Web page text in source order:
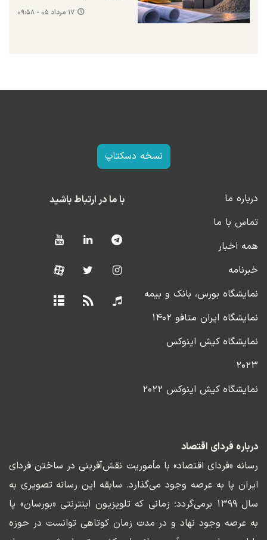
۱۷ مرداد ۰۵ - ۰۹:۵۸
نسخه دسکتاپ
درباره ما
تماس با ما
همه اخبار
خبرنامه
نمایشگاه بورس، بانک و بیمه
نمایشگاه ایران متافو ۱۴۰۲
نمایشگاه کیش اینوکس
۲۰۲۳
نمایشگاه کیش اینوکس ۲۰۲۲
با ما در ارتباط باشید
درباره فردای اقتصاد
رسانه «فردای اقتصاد» با مأموریت نقش‌آفرینی در ساختن فردای
ایران پا به عرصه وجود می‌گذارد. سابقه این رسانه تصویری به
سال ۱۳۹۹ برمی‌گردد؛ زمانی که تلویزیون اینترنتی «بورسان» پا
به عرصه وجود نهاد و در مدت زمان کوتاهی توانست در حوزه